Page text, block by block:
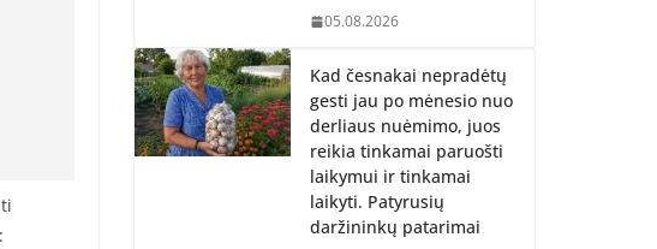
05.08.2026
Kad česnakai nepradėtų
gesti jau po mėnesio nuo
derliaus nuėmimo, juos
reikia tinkamai paruošti
laikymui ir tinkamai
laikyti. Patyrusių
daržininkų patarimai